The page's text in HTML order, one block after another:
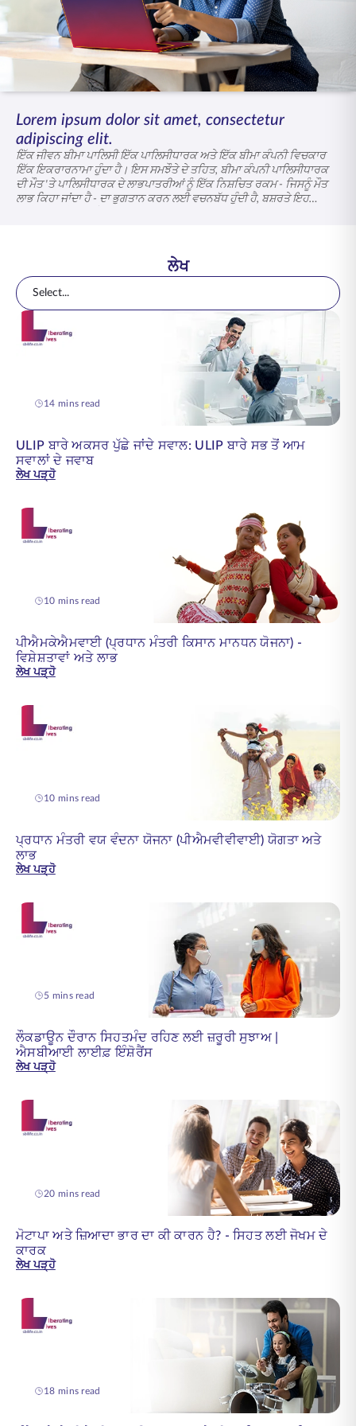
ENGLISH
ਆਨਲਾਈਨ ਖਰੀਦੋ ਪ੍ਰੀਮੀਅਮ ਭਰੋ
1800 267 9090
Lorem ipsum dolor sit amet, consectetur
adipiscing elit.
ਇੱਕ ਜੀਵਨ ਬੀਮਾ ਪਾਲਿਸੀ ਇੱਕ ਪਾਲਿਸੀਧਾਰਕ ਅਤੇ ਇੱਕ ਬੀਮਾ ਕੰਪਨੀ ਵਿਚਕਾਰ
ਇੱਕ ਇਕਰਾਰਨਾਮਾ ਹੁੰਦਾ ਹੈ। ਇਸ ਸਮਝੌਤੇ ਦੇ ਤਹਿਤ, ਬੀਮਾ ਕੰਪਨੀ ਪਾਲਿਸੀਧਾਰਕ
ਦੀ ਮੌਤ 'ਤੇ ਪਾਲਿਸੀਧਾਰਕ ਦੇ ਲਾਭਪਾਤਰੀਆਂ ਨੂੰ ਇੱਕ ਨਿਸ਼ਚਿਤ ਰਕਮ - ਜਿਸਨੂੰ ਮੌਤ
ਲਾਭ ਕਿਹਾ ਜਾਂਦਾ ਹੈ - ਦਾ ਭੁਗਤਾਨ ਕਰਨ ਲਈ ਵਚਨਬੱਧ ਹੁੰਦੀ ਹੈ, ਬਸ਼ਰਤੇ ਇਹ
ਲੇਖ
Select...
14 mins read
ULIP ਬਾਰੇ ਅਕਸਰ ਪੁੱਛੇ ਜਾਂਦੇ ਸਵਾਲ: ULIP ਬਾਰੇ ਸਭ ਤੋਂ ਆਮ
ਸਵਾਲਾਂ ਦੇ ਜਵਾਬ
ਲੇਖ ਪੜ੍ਹੋ
10 mins read
ਪੀਐਮਕੇਐਮਵਾਈ (ਪ੍ਰਧਾਨ ਮੰਤਰੀ ਕਿਸਾਨ ਮਾਨਧਨ ਯੋਜਨਾ) -
ਵਿਸ਼ੇਸ਼ਤਾਵਾਂ ਅਤੇ ਲਾਭ
ਲੇਖ ਪੜ੍ਹੋ
10 mins read
ਪ੍ਰਧਾਨ ਮੰਤਰੀ ਵਯ ਵੰਦਨਾ ਯੋਜਨਾ (ਪੀਐਮਵੀਵੀਵਾਈ) ਯੋਗਤਾ ਅਤੇ
ਲਾਭ
ਲੇਖ ਪੜ੍ਹੋ
5 mins read
ਲੌਕਡਾਊਨ ਦੌਰਾਨ ਸਿਹਤਮੰਦ ਰਹਿਣ ਲਈ ਜ਼ਰੂਰੀ ਸੁਝਾਅ |
ਐਸਬੀਆਈ ਲਾਈਫ਼ ਇੰਸ਼ੋਰੈਂਸ
ਲੇਖ ਪੜ੍ਹੋ
20 mins read
ਮੋਟਾਪਾ ਅਤੇ ਜ਼ਿਆਦਾ ਭਾਰ ਦਾ ਕੀ ਕਾਰਨ ਹੈ? - ਸਿਹਤ ਲਈ ਜੋਖਮ ਦੇ
ਕਾਰਕ
ਲੇਖ ਪੜ੍ਹੋ
18 mins read